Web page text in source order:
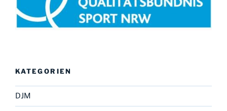
KATEGORIEN
DJM